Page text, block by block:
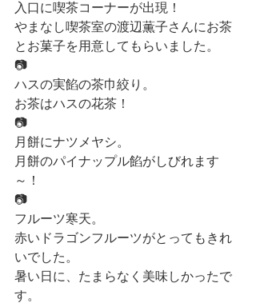
入口に喫茶コーナーが出現！
やまなし喫茶室の渡辺薫子さんにお茶
とお菓子を用意してもらいました。
📷
ハスの実餡の茶巾絞り。
お茶はハスの花茶！
📷
月餅にナツメヤシ。
月餅のパイナップル餡がしびれます
～！
📷
フルーツ寒天。
赤いドラゴンフルーツがとってもきれ
いでした。
暑い日に、たまらなく美味しかったで
す。